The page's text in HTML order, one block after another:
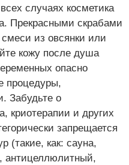
случаях косметика
Прекрасными скрабами
из овсянки или
кожу после душа
опасно
процедуры,
Забудьте о
криотерапии и других
запрещается
(такие, как: сауна,
антицеллюлитный,